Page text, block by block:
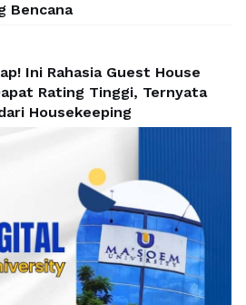
Bencana
Ini Rahasia Guest House
Rating Tinggi, Ternyata
Housekeeping